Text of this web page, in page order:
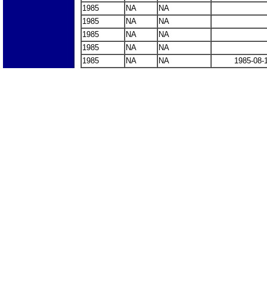
1985
NA
NA
1985
NA
NA
1985
NA
NA
1985
NA
NA
1985
NA NA 1985-08-